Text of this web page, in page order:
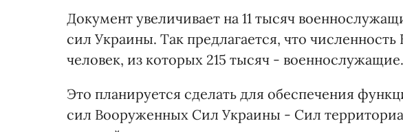
Документ увеличивает на 11 тысяч
сил Украины. Так предлагается, что численность
человек, из которых 215 тысяч - военнослужащие.
Это планируется сделать для обеспечения
сил Вооруженных Сил Украины - Сил